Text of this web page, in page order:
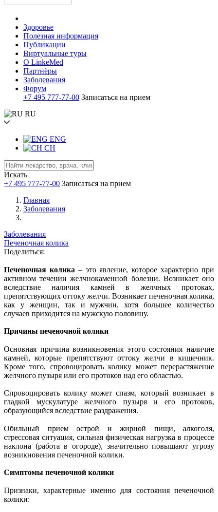
Здоровье
Полезная информация
Публикации
Виртуальные туры
О LinkeMed
Партнёры
Заболевания
Форум
+7 495 777-77-00 Записаться на прием
RU
ENG
CH
Искать
+7 495 777-77-00 Записаться на прием
Главная
Заболевания
Заболевания
Печеночная колика
Поделиться:
Печеночная колика – это явление, которое характерно при
активном течении желчнокаменной болезни. Возникает оно
вследствие наличия камней в желчных протоках,
препятствующих оттоку желчи. Возникает печеночная колика,
как у женщин, так и мужчин, хотя большее количество
случаев приходится на мужскую половину.
Причины печеночной колики
Основная причина возникновения этого состояния наличие
камней, которые препятствуют оттоку желчи в кишечник.
Кроме того, спровоцировать колику может перерастяжение
желчного пузыря или его протоков над его областью.
Спровоцировать колику может спазм, который возникает в
гладкой мускулатуре желчного пузыря и его протоков,
образующийся вследствие раздражения.
Обильный прием острой и жирной пищи, алкоголя,
стрессовая ситуация, сильная физическая нагрузка в процессе
наклона (работа в огороде), значительно повышают угрозу
возникновения печеночной колики.
Симптомы печеночной колики
Признаки, характерные именно для состояния печеночной
колики: